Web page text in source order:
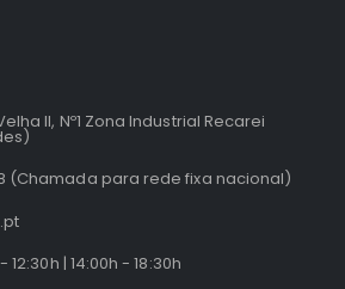
II, Nº1 Zona Industrial Recarei
(Chamada para rede fixa nacional)
| 14:00h - 18:30h